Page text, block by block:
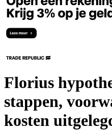
Florius
stappen,
kosten